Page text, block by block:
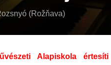
(Rožňava)
Alapiskola